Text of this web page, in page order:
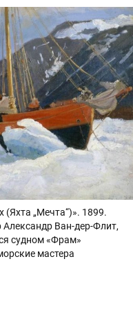
(Яхта „Мечта“)». 1899.
Ван-дер-Флит,
судном «Фрам»
мастера